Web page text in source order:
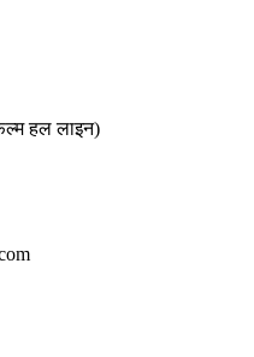
हल लाइन)